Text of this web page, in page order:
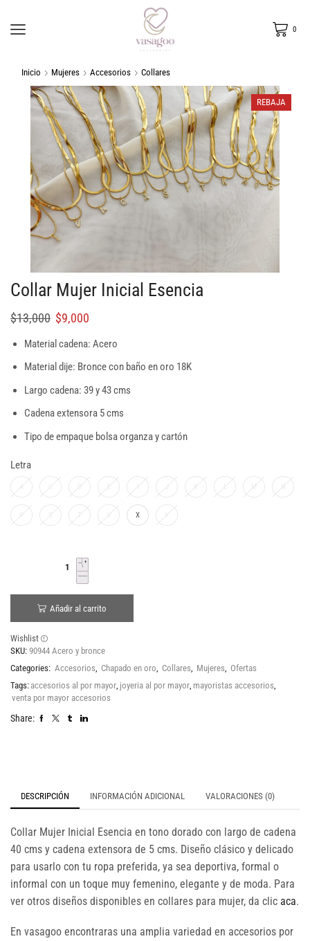
0
Inicio Mujeres Accesorios Collares
REBAJA
Collar Mujer Inicial Esencia
$13,000 $9,000
Material cadena: Acero
Material dije: Bronce con baño en oro 18K
Largo cadena: 39 y 43 cms
Cadena extensora 5 cms
Tipo de empaque bolsa organza y cartón
Letra
A C E K M N
P S V X Y
Añadir al carrito
Wishlist
SKU: 90944 Acero y bronce
Categories: Accesorios, Chapado en oro, Collares, Mujeres, Ofertas
Tags: accesorios al por mayor, joyeria al por mayor, mayoristas accesorios,
venta por mayor accesorios
Share:
DESCRIPCIÓN INFORMACIÓN ADICIONAL VALORACIONES (0)
Collar Mujer Inicial Esencia en tono dorado con largo de cadena
40 cms y cadena extensora de 5 cms. Diseño clásico y delicado
para usarlo con tu ropa preferida, ya sea deportiva, formal o
informal con un toque muy femenino, elegante y de moda. Para
ver otros diseños disponibles en collares para mujer, da clic aca.
En vasagoo encontraras una amplia variedad en accesorios por